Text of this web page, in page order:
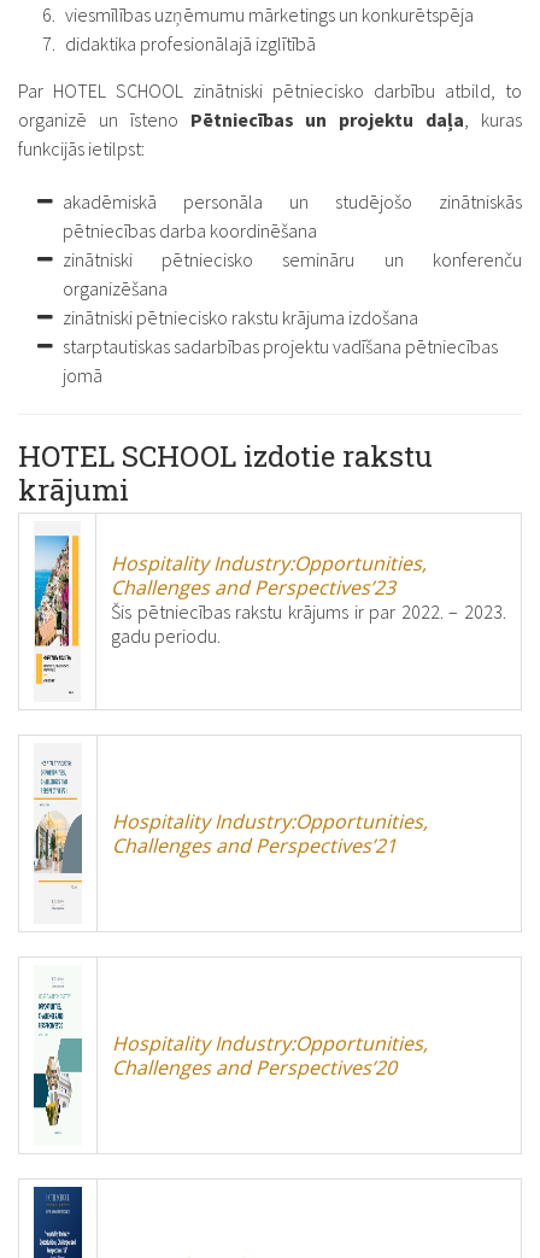
viesmīlības uzņēmumu mārketings un konkurētspēja
didaktika profesionālajā izglītībā
Par HOTEL SCHOOL zinātniski pētniecisko darbību atbild, to
organizē un īsteno Pētniecības un projektu daļa , kuras
funkcijās ietilpst:
akadēmiskā personāla un studējošo zinātniskās
pētniecības darba koordinēšana
zinātniski pētniecisko semināru un konferenču
organizēšana
zinātniski pētniecisko rakstu krājuma izdošana
starptautiskas sadarbības projektu vadīšana pētniecības
jomā
HOTEL SCHOOL izdotie rakstu
krājumi
Hospitality Industry:Opportunities,
Challenges and Perspectives’23
Šis pētniecības rakstu krājums ir par 2022. – 2023.
gadu periodu.
Hospitality Industry:Opportunities,
Challenges and Perspectives’21
Hospitality Industry:Opportunities,
Challenges and Perspectives’20